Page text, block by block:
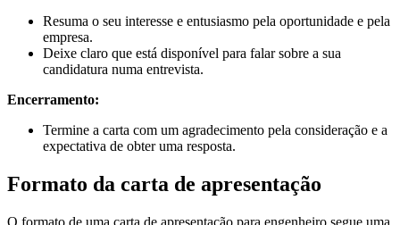
Resuma o seu interesse e entusiasmo pela oportunidade e pela
empresa.
Deixe claro que está disponível para falar sobre a sua
candidatura numa entrevista.
Encerramento:
Termine a carta com um agradecimento pela consideração e a
expectativa de obter uma resposta.
Formato da carta de apresentação
O formato de uma carta de apresentação para engenheiro segue uma